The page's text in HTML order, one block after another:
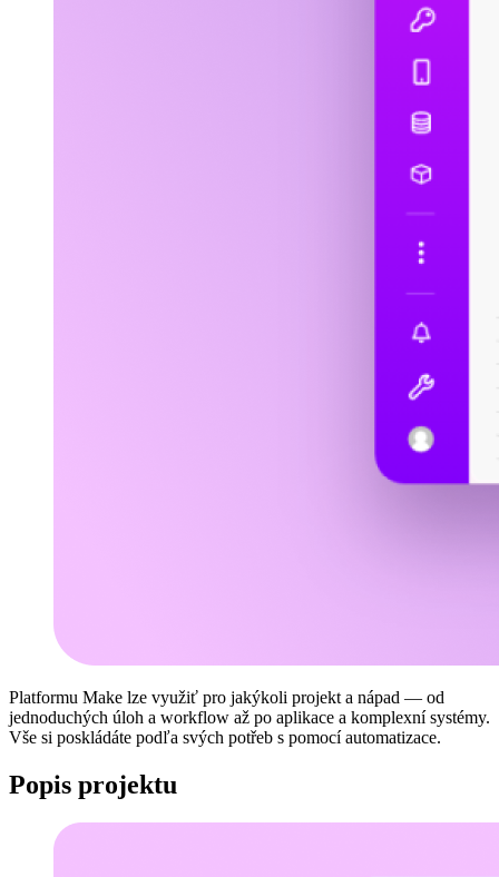
Platformu Make lze využiť pro jakýkoli projekt a nápad — od
jednoduchých úloh a workflow až po aplikace a komplexní systémy.
Vše si poskládáte podľa svých potřeb s pomocí automatizace.
Popis projektu